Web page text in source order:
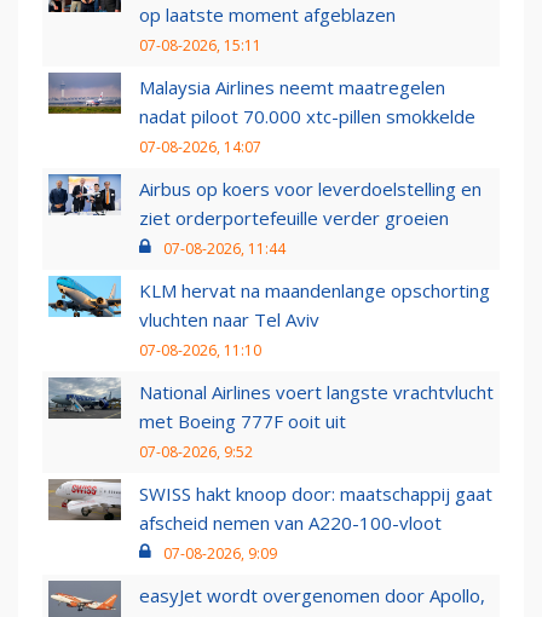
op laatste moment afgeblazen
07-08-2026, 15:11
Malaysia Airlines neemt maatregelen
nadat piloot 70.000 xtc-pillen smokkelde
07-08-2026, 14:07
Airbus op koers voor leverdoelstelling en
ziet orderportefeuille verder groeien
07-08-2026, 11:44
KLM hervat na maandenlange opschorting
vluchten naar Tel Aviv
07-08-2026, 11:10
National Airlines voert langste vrachtvlucht
met Boeing 777F ooit uit
07-08-2026, 9:52
SWISS hakt knoop door: maatschappij gaat
afscheid nemen van A220-100-vloot
07-08-2026, 9:09
easyJet wordt overgenomen door Apollo,